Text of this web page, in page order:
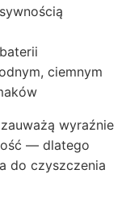
ciemnym
wyraźnie
— dlatego
do czyszczenia